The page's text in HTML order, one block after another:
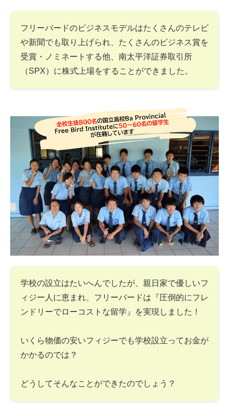
フリーバードのビジネスモデルはたくさんのテレビ
や新聞でも取り上げられ、たくさんのビジネス賞を
受賞・ノミネートする他、南太平洋証券取引所
（SPX）に株式上場をすることができました。
学校の設立はたいへんでしたが、親日家で優しいフ
ィジー人に恵まれ、フリーバードは『圧倒的にフレ
ンドリーでローコストな留学』を実現しました！
いくら物価の安いフィジーでも学校設立ってお金が
かかるのでは？
どうしてそんなことができたのでしょう？